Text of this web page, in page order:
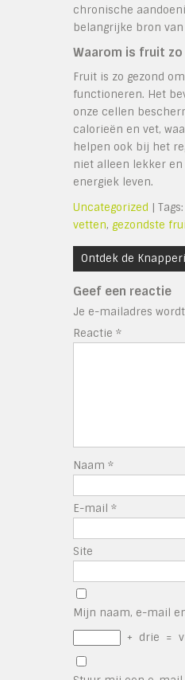
chronische
belangrijke bron
Waarom is fruit zo
Fruit is zo gezond
functioneren. Het
onze cellen
calorieën en vet,
helpen ook bij het
niet alleen lekker
energiek leven.
Uncategorized | Tags:
vetten, gezondste
Bericht
navigatie
Ontdek de
Geef een reactie
Je e-mailadres
Reactie *
Naam *
E-mail *
Site
Mijn naam, e-mail
+ drie =